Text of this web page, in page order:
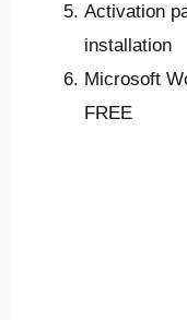
Activation
installation
Microsoft
FREE